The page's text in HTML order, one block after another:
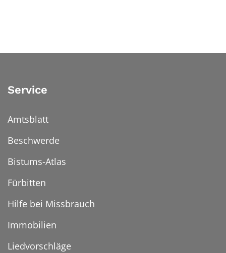
Service
Amtsblatt
Beschwerde
Bistums-Atlas
Fürbitten
Hilfe bei Missbrauch
Immobilien
Liedvorschläge